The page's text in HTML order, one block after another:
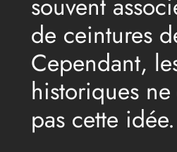
de ceintures
Cependant,
historiques
pas cette idée.